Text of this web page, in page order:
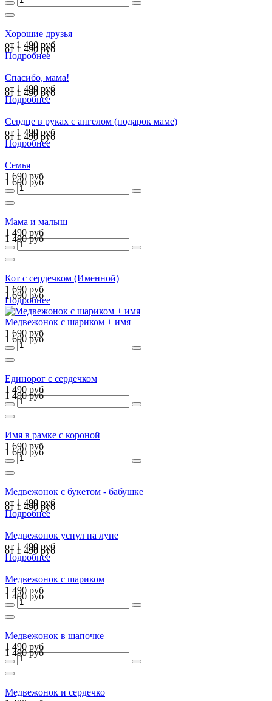
Хорошие друзья
от 1 490 руб
от 1 490 руб
Подробнее
Спасибо, мама!
от 1 490 руб
от 1 490 руб
Подробнее
Сердце в руках с ангелом (подарок маме)
от 1 490 руб
от 1 490 руб
Подробнее
Семья
1 690 руб
1 690 руб
Мама и малыш
1 490 руб
1 490 руб
Кот с сердечком (Именной)
1 690 руб
1 690 руб
Подробнее
Медвежонок с шариком + имя
1 690 руб
1 690 руб
Единорог с сердечком
1 490 руб
1 490 руб
Имя в рамке с короной
1 690 руб
1 690 руб
Медвежонок с букетом - бабушке
от 1 490 руб
от 1 490 руб
Подробнее
Медвежонок уснул на луне
от 1 490 руб
от 1 490 руб
Подробнее
Медвежонок с шариком
1 490 руб
1 490 руб
Медвежонок в шапочке
1 490 руб
1 490 руб
Медвежонок и сердечко